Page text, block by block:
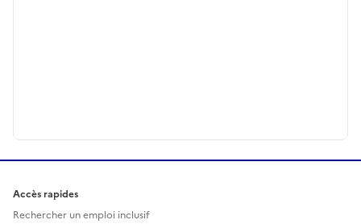
Accès rapides
Rechercher un emploi inclusif